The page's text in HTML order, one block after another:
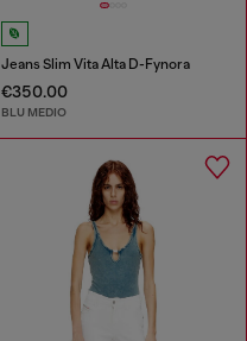
Jeans Slim Vita Alta D-Fynora
€350.00
BLU MEDIO